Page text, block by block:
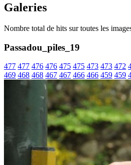
Galeries
Nombre total de hits sur toutes les
Passadou_piles_19
477 477 476 476 475 475 473 473 472
469 468 468 467 467 466 466 459 459